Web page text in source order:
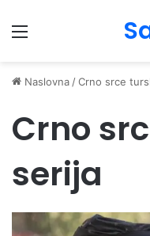
Menu
Naslovna /Crno srce
Crno
serija